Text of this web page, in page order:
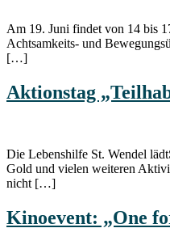
Am 19. Juni findet von 14 bis
Achtsamkeits- und
[…]
Aktionstag
Die Lebenshilfe St. Wendel
Gold und vielen weiteren
nicht […]
Kinoevent: „One